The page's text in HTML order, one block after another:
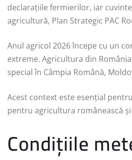
declarațiile fermierilor, iar
agricultură, Plan Strategic PAC
Anul agricol 2026 începe cu un
extreme. Agricultura din
special în Câmpia Română,
Acest context este esențial
pentru agricultura românească
Condițiile